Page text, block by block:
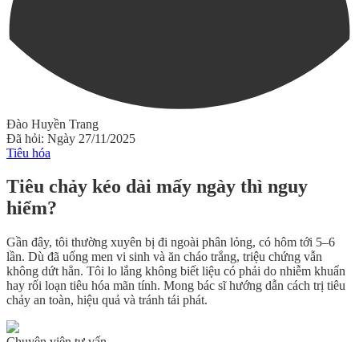
Đào Huyền Trang
Đã hỏi: Ngày 27/11/2025
Tiêu hóa
Tiêu chảy kéo dài mấy ngày thì nguy
hiểm?
Gần đây, tôi thường xuyên bị đi ngoài phân lỏng, có hôm tới 5–6
lần. Dù đã uống men vi sinh và ăn cháo trắng, triệu chứng vẫn
không dứt hẳn. Tôi lo lắng không biết liệu có phải do nhiễm khuẩn
hay rối loạn tiêu hóa mãn tính. Mong bác sĩ hướng dẫn cách trị tiêu
chảy an toàn, hiệu quả và tránh tái phát.